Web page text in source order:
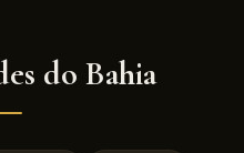
do Bahia